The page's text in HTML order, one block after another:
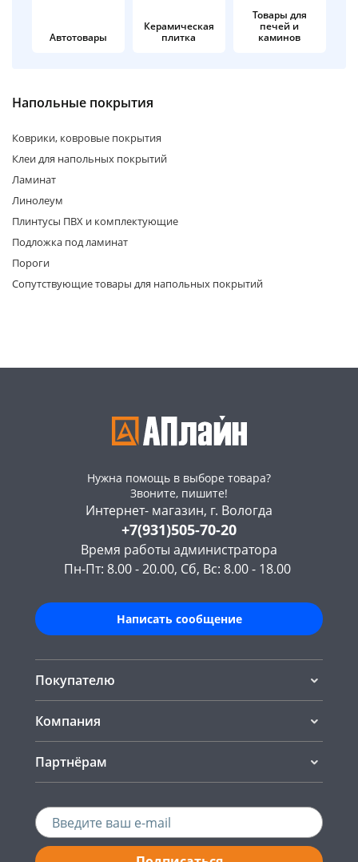
Автотовары
Керамическая
плитка
Товары для
печей и
каминов
Напольные покрытия
Коврики, ковровые покрытия
Клеи для напольных покрытий
Ламинат
Линолеум
Плинтусы ПВХ и комплектующие
Подложка под ламинат
Пороги
Сопутствующие товары для напольных покрытий
Нужна помощь в выборе товара?
Звоните, пишите!
Интернет- магазин, г. Вологда
+7(931)505-70-20
Время работы администратора
Пн-Пт: 8.00 - 20.00, Сб, Вс: 8.00 - 18.00
Написать сообщение
Покупателю
Компания
Партнёрам